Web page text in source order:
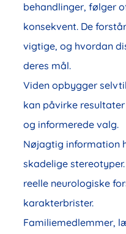
behandlinger, følger
konsekvent. De
vigtige, og hvordan
deres mål.
Viden opbygger
kan påvirke
og informerede valg.
Nøjagtig information
skadelige
reelle neurologiske
karakterbrister.
Familiemedlemmer,